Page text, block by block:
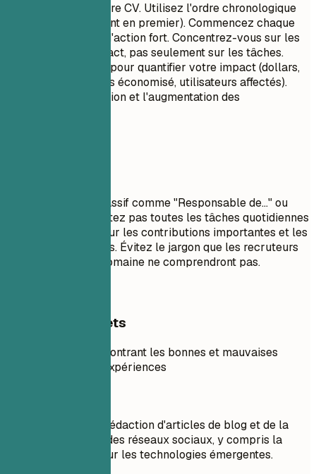
C'est le cœur de votre CV. Utilisez l'ordre chronologique
inverse (le plus récent en premier). Commencez chaque
puce par un verbe d'action fort. Concentrez-vous sur les
réalisations et l'impact, pas seulement sur les tâches.
Utilisez des chiffres pour quantifier votre impact (dollars,
pourcentages, temps économisé, utilisateurs affectés).
Montrez la progression et l'augmentation des
Évitez le langage passif comme "Responsable de..." ou
"Chargé de...". Ne listez pas toutes les tâches quotidiennes
; concentrez-vous sur les contributions importantes et les
résultats mesurables. Évitez le jargon que les recruteurs
extérieurs à votre domaine ne comprendront pas.
Exemples concrets
Exemple pratique montrant les bonnes et mauvaises
pratiques pour les expériences
Responsable de la rédaction d'articles de blog et de la
gestion du contenu des réseaux sociaux, y compris la
création d'articles sur les technologies émergentes.